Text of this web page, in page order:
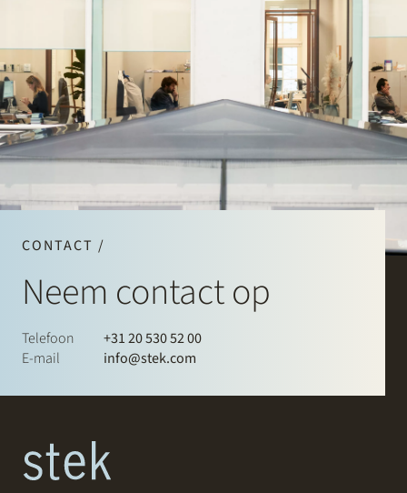
CONTACT /
Neem contact op
Telefoon
+31 20 530 52 00
E-mail
info@stek.com